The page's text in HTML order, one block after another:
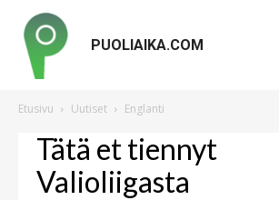
PUOLIAIKA.COM
Etusivu Uutiset Englanti
Tätä et tiennyt
Valioliigasta